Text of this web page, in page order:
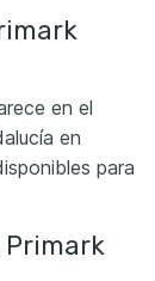
en el
en
para
Primark